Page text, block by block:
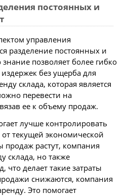
постоянных и
управления
разделение постоянных и
позволяет более гибко
без ущерба для
склада, которая является
перевести на
ее к объему продаж.
лучше контролировать
текущей экономической
продаж растут, компания
склада, но также
что делает такие затраты
снижаются, компания
Это помогает